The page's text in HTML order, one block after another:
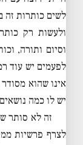
לשים כותרות זה
ולעשות רק
וסיום ותורה,
לפעמים יש עוד
אינו שהוא מסודר
יש לו כמה
זה לא סותר
לצרף פרשיות